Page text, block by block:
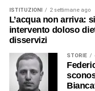
ISTITUZIONI 2 settimane ago
L’acqua non arriva:
intervento doloso
disservizi
STORIE